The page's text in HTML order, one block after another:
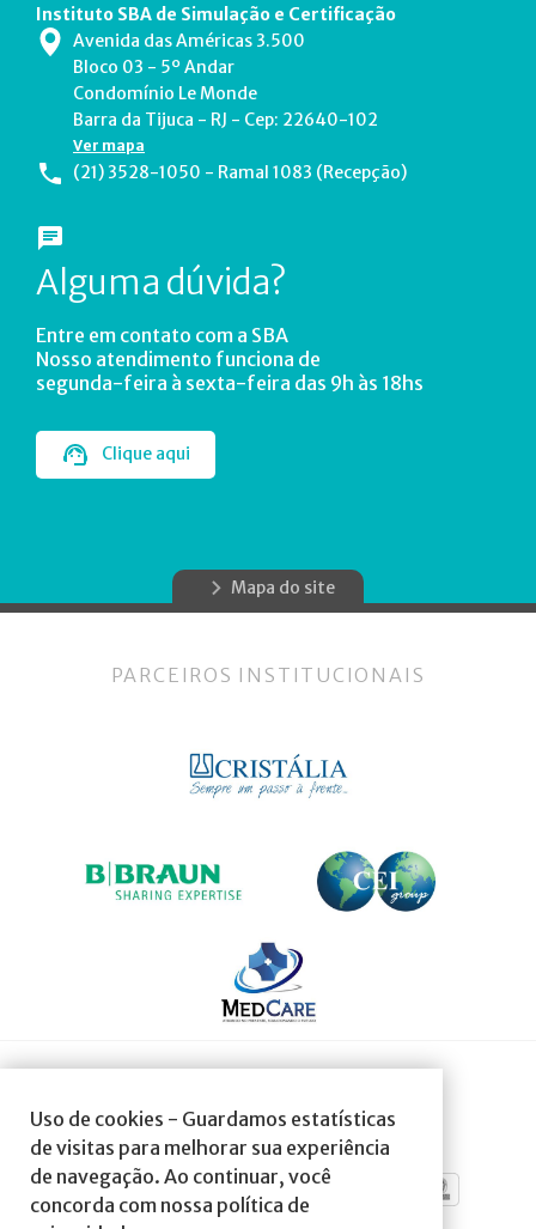
Uso de cookies - Guardamos estatísticas
de visitas para melhorar sua experiência
de navegação. Ao continuar, você
concorda com nossa política de
Instituto SBA de Simulação e Certificação
Avenida das Américas 3.500
Bloco 03 - 5º Andar
Condomínio Le Monde
Barra da Tijuca - RJ - Cep: 22640-102
Ver mapa
(21) 3528-1050 - Ramal 1083 (Recepção)
Alguma dúvida?
Entre em contato com a SBA
Nosso atendimento funciona de
segunda-feira à sexta-feira das 9h às 18hs
Clique aqui
Mapa do site
PARCEIROS INSTITUCIONAIS
SOCIEDADE AFILIADA À: